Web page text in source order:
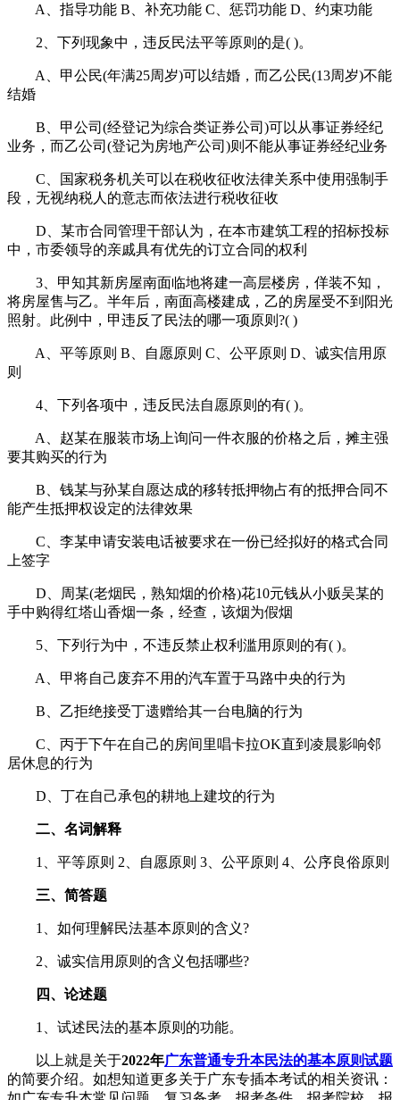
A、指导功能 B、补充功能 C、惩罚功能 D、约束功能
2、下列现象中，违反民法平等原则的是( )。
A、甲公民(年满25周岁)可以结婚，而乙公民(13周岁)不能
结婚
B、甲公司(经登记为综合类证券公司)可以从事证券经纪
业务，而乙公司(登记为房地产公司)则不能从事证券经纪业务
C、国家税务机关可以在税收征收法律关系中使用强制手
段，无视纳税人的意志而依法进行税收征收
D、某市合同管理干部认为，在本市建筑工程的招标投标
中，市委领导的亲戚具有优先的订立合同的权利
3、甲知其新房屋南面临地将建一高层楼房，佯装不知，
将房屋售与乙。半年后，南面高楼建成，乙的房屋受不到阳光
照射。此例中，甲违反了民法的哪一项原则?( )
A、平等原则 B、自愿原则 C、公平原则 D、诚实信用原
则
4、下列各项中，违反民法自愿原则的有( )。
A、赵某在服装市场上询问一件衣服的价格之后，摊主强
要其购买的行为
B、钱某与孙某自愿达成的移转抵押物占有的抵押合同不
能产生抵押权设定的法律效果
C、李某申请安装电话被要求在一份已经拟好的格式合同
上签字
D、周某(老烟民，熟知烟的价格)花10元钱从小贩吴某的
手中购得红塔山香烟一条，经查，该烟为假烟
5、下列行为中，不违反禁止权利滥用原则的有( )。
A、甲将自己废弃不用的汽车置于马路中央的行为
B、乙拒绝接受丁遗赠给其一台电脑的行为
C、丙于下午在自己的房间里唱卡拉OK直到凌晨影响邻
居休息的行为
D、丁在自己承包的耕地上建坟的行为
二、名词解释
1、平等原则 2、自愿原则 3、公平原则 4、公序良俗原则
三、简答题
1、如何理解民法基本原则的含义?
2、诚实信用原则的含义包括哪些?
四、论述题
1、试述民法的基本原则的功能。
以上就是关于2022年广东普通专升本民法的基本原则试题
的简要介绍。如想知道更多关于广东专插本考试的相关资讯：